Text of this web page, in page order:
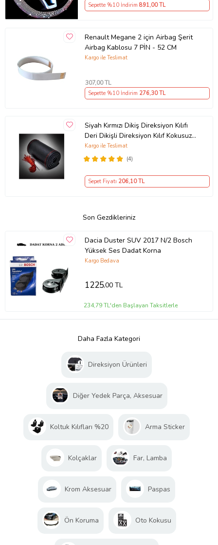
Sepette %10 İndirim 891,00 TL
Renault Megane 2 için Airbag Şerit
Airbag Kablosu 7 PİN - 52 CM
Kargo ile Teslimat
307,00 TL
Sepette %10 İndirim 276,30 TL
Siyah Kırmızı Dikiş Direksiyon Kılıfı
Deri Dikişli Direksiyon Kılıf Kokusuz
Kılıf
(4)
Kargo ile Teslimat
Sepet Fiyatı 206,10 TL
Son Gezdikleriniz
Dacia Duster SUV 2017 N/2 Bosch
Yüksek Ses Dadat Korna
Kargo Bedava
1225,00 TL
234,79 TL'den Başlayan Taksitlerle
Daha Fazla Kategori
Direksiyon Ürünleri
Diğer Yedek Parça, Aksesuar
Koltuk Kılıfları %20 Arma Sticker
Kolçaklar Far, Lamba
Krom Aksesuar Paspas
Ön Koruma Oto Kokusu